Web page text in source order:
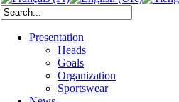
Presentation
Heads
Goals
Organization
Sportswear